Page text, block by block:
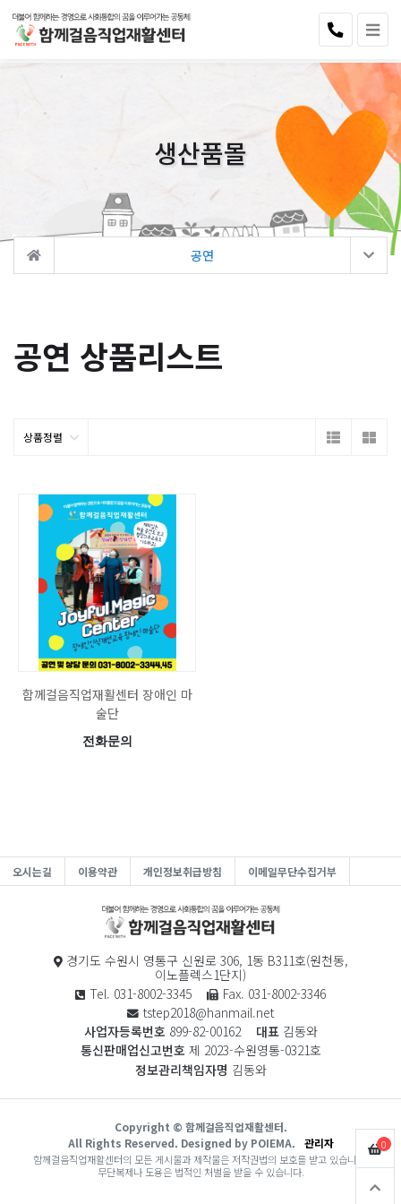
생산품몰
공연
공연 상품리스트
상품정렬
함께걸음직업재활센터 장애인 마
술단
전화문의
0
오시는길 이용약관 개인정보취급방침 이메일무단수집거부
경기도 수원시 영통구 신원로 306, 1동 B311호(원천동,
이노플렉스1단지)
Tel. 031-8002-3345
Fax. 031-8002-3346
tstep2018@hanmail.net
사업자등록번호 899-82-00162 대표김동와
통신판매업신고번호 제 2023-수원영통-0321호
정보관리책임자명 김동와
Copyright © 함께걸음직업재활센터.
All Rights Reserved. Designed by POIEMA.
관리자
함께걸음직업재활센터의 모든 게시물과 제작물은 저작권법의 보호를 받고 있습니다.
무단복제나 도용은 법적인 처벌을 받을 수 있습니다.